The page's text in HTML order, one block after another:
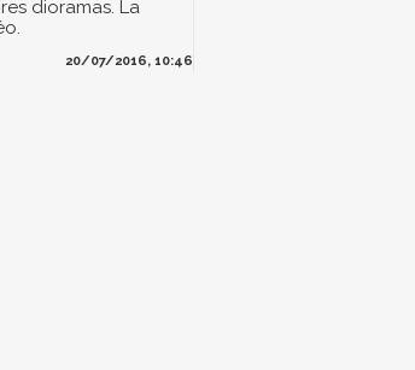
dioramas. La
20/07/2016, 10:46